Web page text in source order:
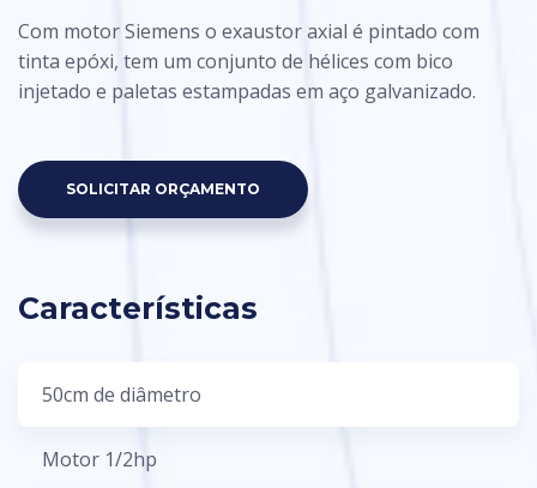
Com motor Siemens o exaustor axial é pintado com
tinta epóxi, tem um conjunto de hélices com bico
injetado e paletas estampadas em aço galvanizado.
SOLICITAR ORÇAMENTO
Características
50cm de diâmetro
Motor 1/2hp